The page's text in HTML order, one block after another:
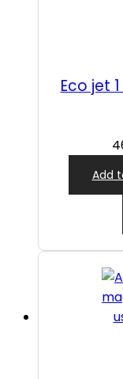
Eco jet
Add